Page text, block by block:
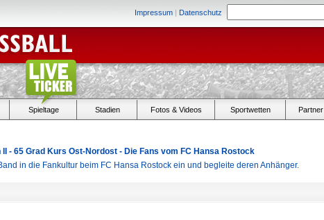
Impressum | Datenschutz
Spieltage Stadien Fotos & Videos Sportwetten Partner
- 65 Grad Kurs Ost-Nordost - Die Fans vom FC Hansa Rostock
in die Fankultur beim FC Hansa Rostock ein und begleite deren Anhänger.